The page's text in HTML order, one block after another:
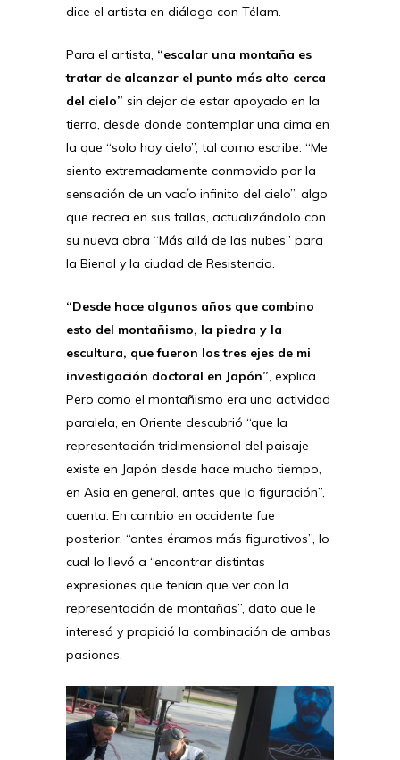
dice el artista en diálogo con Télam.
Para el artista, “escalar una montaña es
tratar de alcanzar el punto más alto cerca
del cielo” sin dejar de estar apoyado en la
tierra, desde donde contemplar una cima en
la que “solo hay cielo”, tal como escribe: “Me
siento extremadamente conmovido por la
sensación de un vacío infinito del cielo”, algo
que recrea en sus tallas, actualizándolo con
su nueva obra “Más allá de las nubes” para
la Bienal y la ciudad de Resistencia.
“Desde hace algunos años que combino
esto del montañismo, la piedra y la
escultura, que fueron los tres ejes de mi
investigación doctoral en Japón”, explica.
Pero como el montañismo era una actividad
paralela, en Oriente descubrió “que la
representación tridimensional del paisaje
existe en Japón desde hace mucho tiempo,
en Asia en general, antes que la figuración”,
cuenta. En cambio en occidente fue
posterior, “antes éramos más figurativos”, lo
cual lo llevó a “encontrar distintas
expresiones que tenían que ver con la
representación de montañas”, dato que le
interesó y propició la combinación de ambas
pasiones.